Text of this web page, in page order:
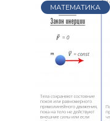
МАТЕМАТИКА